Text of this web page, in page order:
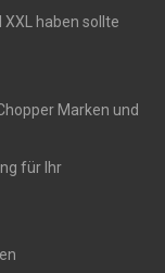
haben sollte
Marken und
für Ihr